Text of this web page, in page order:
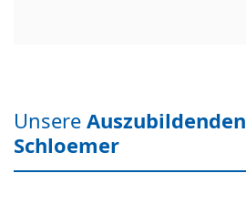
Unsere Auszubildenden
Schloemer